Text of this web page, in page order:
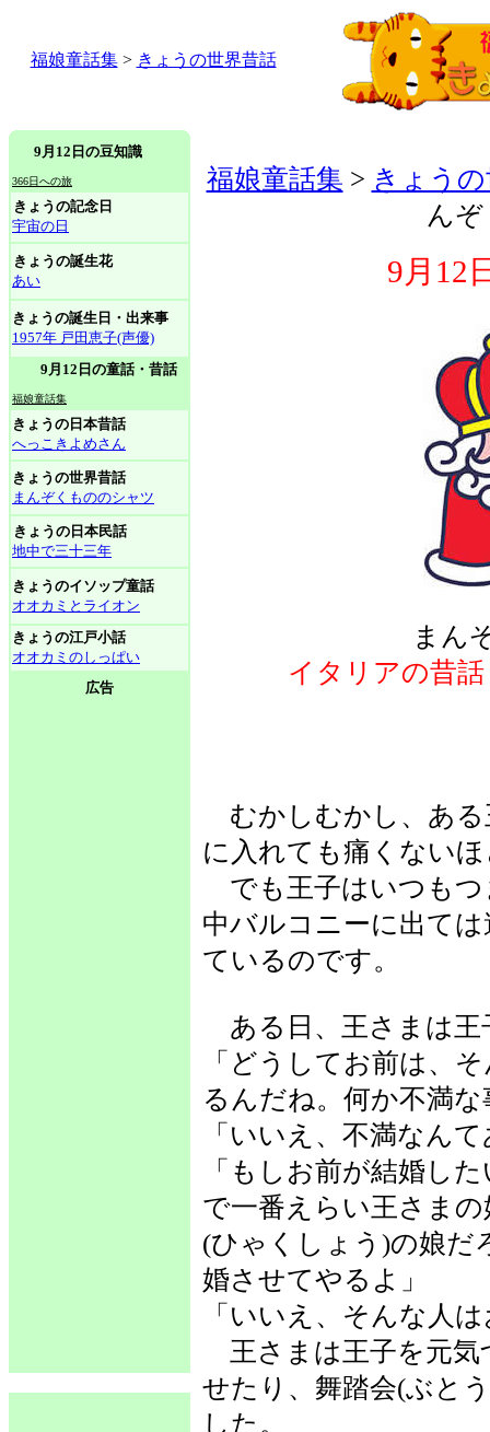
福娘童話集> きょうの世界昔話
9月12日の豆知識
366日への旅
きょうの記念日
宇宙の日
きょうの誕生花
あい
きょうの誕生日・出来事
1957年 戸田恵子(声優)
9月12日の童話・昔話
福娘童話集
きょうの日本昔話
へっこきよめさん
きょうの世界昔話
まんぞくもののシャツ
きょうの日本民話
地中で三十三年
きょうのイソップ童話
オオカミとライオン
きょうの江戸小話
オオカミのしっぱい
広告
福娘童話集 > きょう
ん
9月12
まん
イタリアの昔話
むかしむかし、ある
に入れても痛くない
でも王子はいつもつ
中バルコニーに出て
ているのです。
ある日、王さまは王
「どうしてお前は、
るんだね。何か不満
「いいえ、不満なん
「もしお前が結婚し
で一番えらい王さま
(ひゃくしょう)の娘だ
婚させてやるよ」
「いいえ、そんな人
王さまは王子を元気
せたり、舞踏会(ぶと
した。